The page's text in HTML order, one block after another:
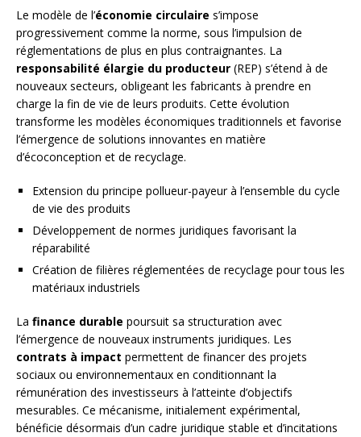
Le modèle de l’économie circulaire s’impose
progressivement comme la norme, sous l’impulsion de
réglementations de plus en plus contraignantes. La
responsabilité élargie du producteur (REP) s’étend à de
nouveaux secteurs, obligeant les fabricants à prendre en
charge la fin de vie de leurs produits. Cette évolution
transforme les modèles économiques traditionnels et favorise
l’émergence de solutions innovantes en matière
d’écoconception et de recyclage.
Extension du principe pollueur-payeur à l’ensemble du cycle
de vie des produits
Développement de normes juridiques favorisant la
réparabilité
Création de filières réglementées de recyclage pour tous les
matériaux industriels
La finance durable poursuit sa structuration avec
l’émergence de nouveaux instruments juridiques. Les
contrats à impact permettent de financer des projets
sociaux ou environnementaux en conditionnant la
rémunération des investisseurs à l’atteinte d’objectifs
mesurables. Ce mécanisme, initialement expérimental,
bénéficie désormais d’un cadre juridique stable et d’incitations